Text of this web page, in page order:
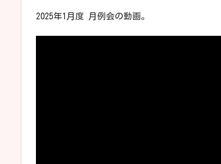
2025年1月度 月例会の動画。